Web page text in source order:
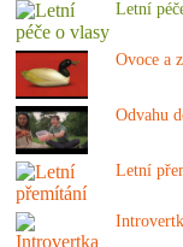
Letní
Ovoce a
Odvahu
Letní